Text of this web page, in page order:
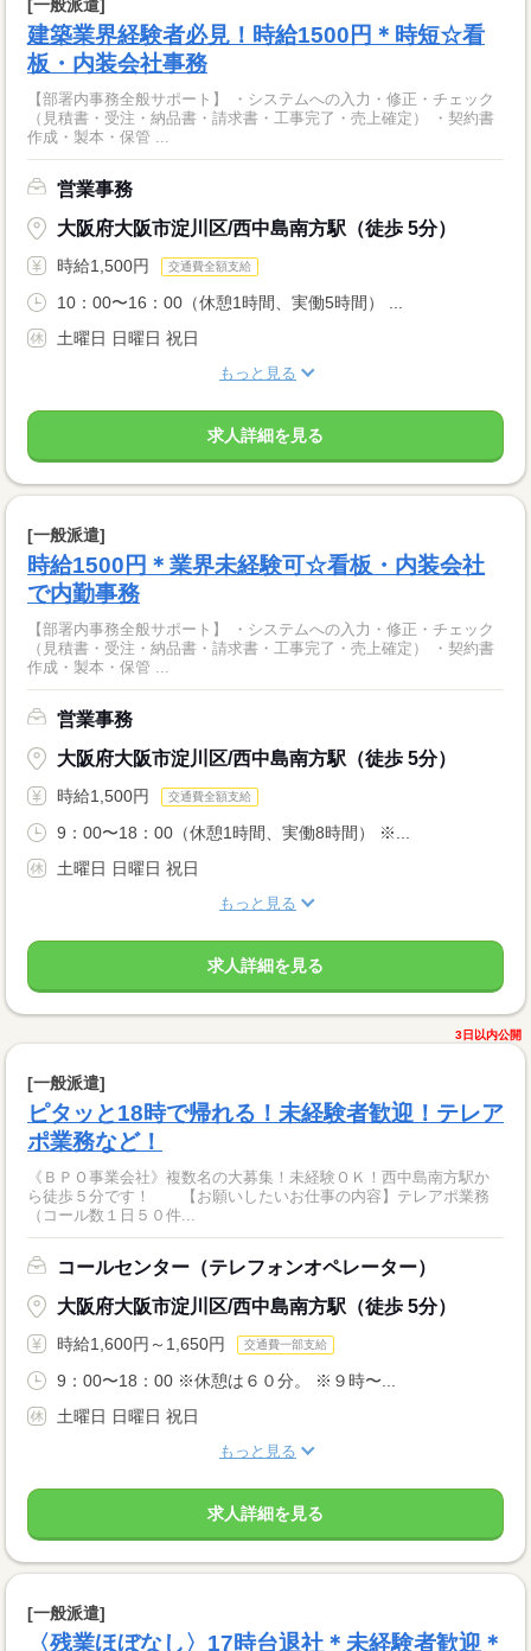
[一般派遣]
建築業界経験者必見！時給1500円＊時短☆看
板・内装会社事務
【部署内事務全般サポート】 ・システムへの入力・修正・チェック
（見積書・受注・納品書・請求書・工事完了・売上確定） ・契約書
作成・製本・保管 ...
営業事務
大阪府大阪市淀川区/西中島南方駅（徒歩 5分）
時給1,500円 交通費全額支給
10：00〜16：00（休憩1時間、実働5時間） ...
土曜日 日曜日 祝日
もっと見る
求人詳細を見る
[一般派遣]
時給1500円＊業界未経験可☆看板・内装会社
で内勤事務
【部署内事務全般サポート】 ・システムへの入力・修正・チェック
（見積書・受注・納品書・請求書・工事完了・売上確定） ・契約書
作成・製本・保管 ...
営業事務
大阪府大阪市淀川区/西中島南方駅（徒歩 5分）
時給1,500円 交通費全額支給
9：00〜18：00（休憩1時間、実働8時間） ※...
土曜日 日曜日 祝日
もっと見る
求人詳細を見る
3日以内公開
[一般派遣]
ピタッと18時で帰れる！未経験者歓迎！テレア
ポ業務など！
《ＢＰＯ事業会社》複数名の大募集！未経験ＯＫ！西中島南方駅か
ら徒歩５分です！ 【お願いしたいお仕事の内容】テレアポ業務
（コール数１日５０件...
コールセンター（テレフォンオペレーター）
大阪府大阪市淀川区/西中島南方駅（徒歩 5分）
時給1,600円～1,650円 交通費一部支給
9：00〜18：00 ※休憩は６０分。 ※９時〜...
土曜日 日曜日 祝日
もっと見る
求人詳細を見る
[一般派遣]
〈残業ほぼなし〉17時台退社＊未経験者歓迎＊